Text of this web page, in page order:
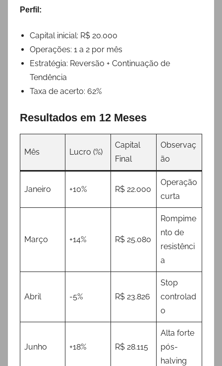
Perfil:
Capital inicial: R$ 20.000
Operações: 1 a 2 por mês
Estratégia: Reversão + Continuação de
Tendência
Taxa de acerto: 62%
Resultados em 12 Meses
Mês Lucro (%)
Capital
Final
Observaç
ão
Janeiro +10% R$ 22.000
Operação
curta
Março +14% R$ 25.080
Rompime
nto de
resistênci
a
Abril -5% R$ 23.826
Stop
controlad
o
Junho +18% R$ 28.115
Alta forte
pós-
halving